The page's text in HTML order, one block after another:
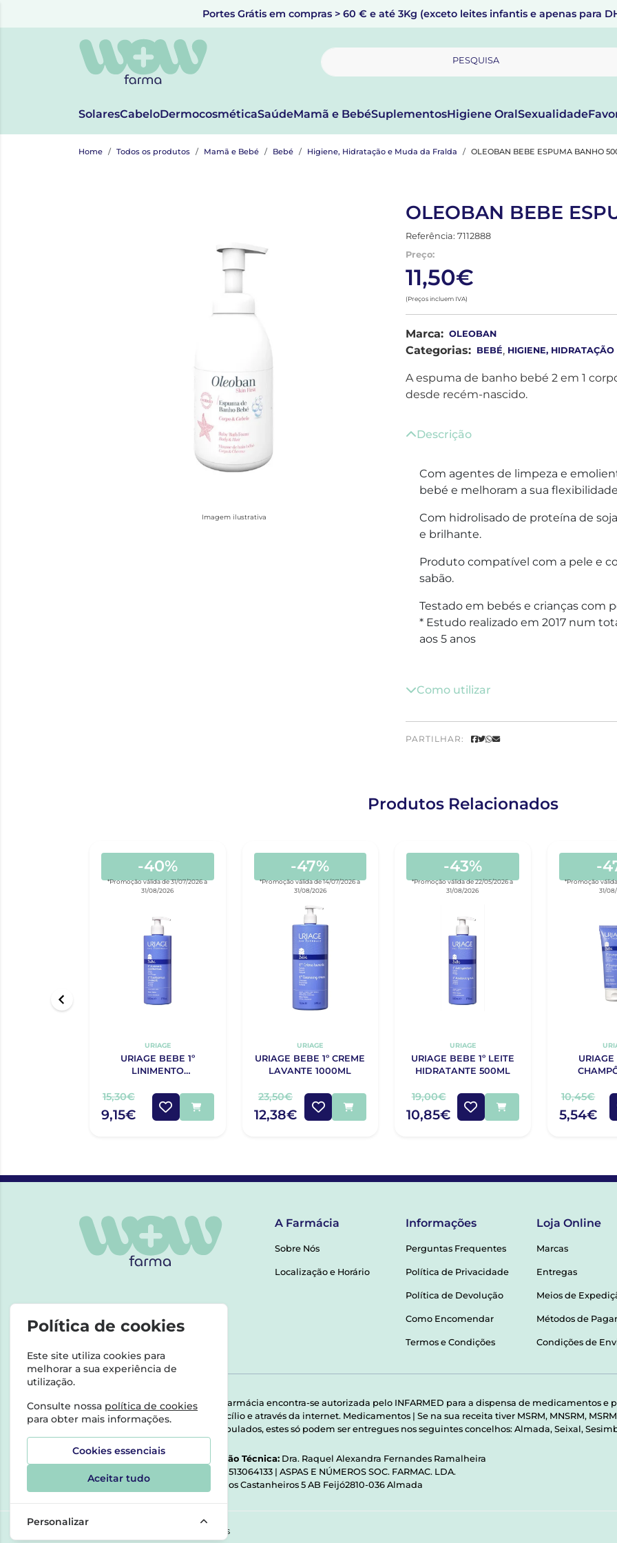
Portes Grátis em compras > 60 € e até 3Kg (exceto leites infantis e apenas para
PESQUISA
SolaresCabeloDermocosméticaSaúdeMamã e BebéSuplementosHigiene OralSexualidade
Home Todos os produtos Mamã e Bebé Bebé Higiene, Hidratação e Muda da Fralda OLEOBAN BEBE ESPUMA BANHO
Imagem ilustrativa
OLEOBAN BEBE
Referência: 7112888
Preço:
11,50€
(Preços incluem IVA)
Marca: OLEOBAN
Categorias: BEBÉ, HIGIENE,
A espuma de banho bebé 2 em 1
desde recém-nascido.
Descrição
Com agentes de limpeza e
bebé e melhoram a sua
Com hidrolisado de proteína de
e brilhante.
Produto compatível com a pele e
sabão.
Testado em bebés e crianças com
* Estudo realizado em 2017 num
aos 5 anos
Como utilizar
PARTILHAR:
Produtos Relacionados
-40%
*Promoção válida de 31/07/2026 a
31/08/2026
URIAGE
URIAGE BEBE 1º
LINIMENTO
15,30€
9,15€
-47%
*Promoção válida de 14/07/2026 a
31/08/2026
URIAGE
URIAGE BEBE 1º CREME
LAVANTE 1000ML
23,50€
12,38€
-43%
*Promoção válida de 22/05/2026 a
31/08/2026
URIAGE
URIAGE BEBE 1º LEITE
HIDRATANTE 500ML
19,00€
10,85€
-
*Promoção
31/
URIAGE
10,45€
5,54€
A Farmácia
Sobre Nós
Localização e Horário
Informações
Perguntas Frequentes
Política de Privacidade
Política de Devolução
Como Encomendar
Termos e Condições
Loja Online
Marcas
Entregas
Meios de
Métodos de
Condições de
Esta farmácia encontra-se autorizada pelo INFARMED para a dispensa de medicamentos e
domicílio e através da internet. Medicamentos | Se na sua receita tiver MSRM, MNSRM,
Manipulados, estes só podem ser entregues nos seguintes concelhos: Almada, Seixal,
Direção Técnica: Dra. Raquel Alexandra Fernandes Ramalheira
513064133 | ASPAS E NÚMEROS SOC. FARMAC. LDA.
Rua dos Castanheiros 5 AB Feijó2810-036 Almada
©2026 Todos os direitos reservados
Política de cookies
Este site utiliza cookies para
melhorar a sua experiência de
utilização.
Consulte nossa política de cookies
para obter mais informações.
Cookies essenciais
Aceitar tudo
Personalizar